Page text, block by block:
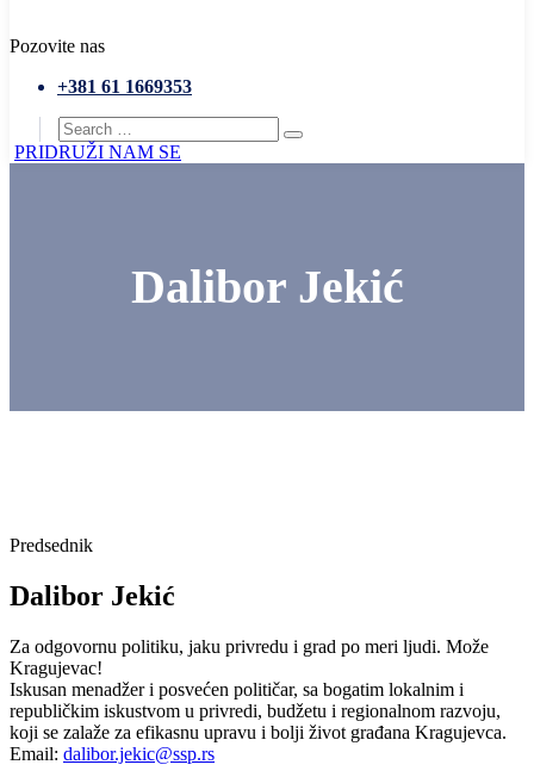
Pozovite nas
+381 61 1669353
PRIDRUŽI NAM SE
Dalibor Jekić
Predsednik
Dalibor Jekić
Za odgovornu politiku, jaku privredu i grad po meri ljudi. Može
Kragujevac!
Iskusan menadžer i posvećen političar, sa bogatim lokalnim i
republičkim iskustvom u privredi, budžetu i regionalnom razvoju,
koji se zalaže za efikasnu upravu i bolji život građana Kragujevca.
Email: dalibor.jekic@ssp.rs